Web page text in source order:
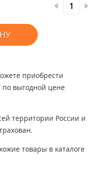
приобрести
по выгодной цене
территории России и
товары в каталоге